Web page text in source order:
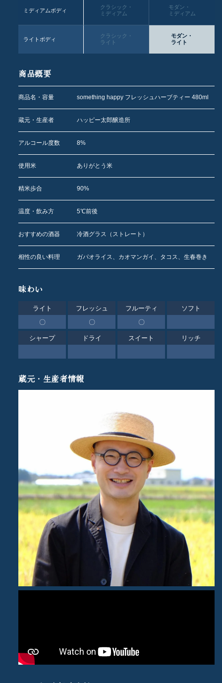
ミディアムボディ
クラシック・
ミディアム
モダン・
ミディアム
ライトボディ
クラシック・
ライト
モダン・
ライト
商品概要
商品名・容量 something happy フレッシュハーブティー 480ml
蔵元・生産者 ハッピー太郎醸造所
アルコール度数 8%
使用米 ありがとう米
精米歩合 90%
温度・飲み方 5℃前後
おすすめの酒器 冷酒グラス（ストレート）
相性の良い料理 ガパオライス、カオマンガイ、タコス、生春巻き
味わい
ライト
〇
フレッシュ
〇
フルーティ
〇
ソフト
シャープ ドライ スイート リッチ
蔵元・生産者情報